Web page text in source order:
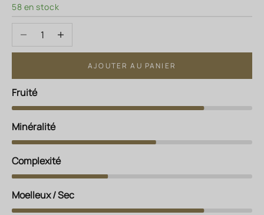
58 en stock
Diminuer la quantitéAugmenter la quantité
AJOUTER AU PANIER
Fruité
Minéralité
Complexité
Moelleux / Sec